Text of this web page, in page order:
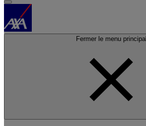
Fermer le menu principal